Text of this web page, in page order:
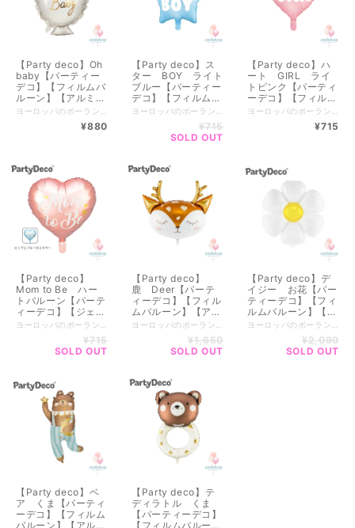
【Party deco】Oh
baby【パーティー
デコ】【フィルムバ
ルーン】【アルミバ
ルーン】【ホイルバ
シャワー】【赤ちゃ
¥880
【Party deco】ス
ター BOY ライト
ブルー【パーティー
デコ】【フィルムバ
ルーン】【アルミバ
ルーン】【ジェンダ
ーリービール】【性
発表】【男の子】
【ベイビーシャワ
ー】【単品購入】
¥715
SOLD OUT
【Party deco】ハ
ート GIRL ライ
トピンク【パーティ
ーデコ】【フィルム
バルーン】【アルミ
バルーン】【ジェン
子】【ベイビーシャ
¥715
【Party deco】
Mom to Be ハー
トバルーン【パーテ
ィーデコ】【ジェン
ダーリービール】
ン】【アルミバルー
ン】【性別お披露
子】【ピンク】【ブ
ルー】【単品購入】
¥715
SOLD OUT
【Party deco】
鹿 Deer【パーテ
ィーデコ】【フィル
ムバルーン】【アル
ミバルーン】【ホイ
日】【バースデー】
【ベイビーシャワ
【クリスマス】【単
品購入】
¥1,650
SOLD OUT
【Party deco】デ
イジー お花【パー
ティーデコ】【フィ
ルムバルーン】【ア
ルミバルーン】【ホ
生日】【バースデ
イ】【ベイビーシャ
¥2,090
SOLD OUT
【Party deco】ベ
ア くま【パーティ
ーデコ】【フィルム
バルーン】【アルミ
【Party deco】テ
ディラトル くま
【パーティーデコ】
【フィルムバルー